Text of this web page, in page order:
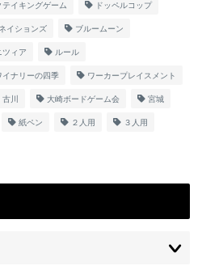
テイキングゲーム ドッペルコップ
ネイションズ ブルームーン
ツィア ルール
イナリーの四季 ワーカープレイスメント
古川 大崎ボードゲーム会 宮城
紙ペン ２人用 ３人用